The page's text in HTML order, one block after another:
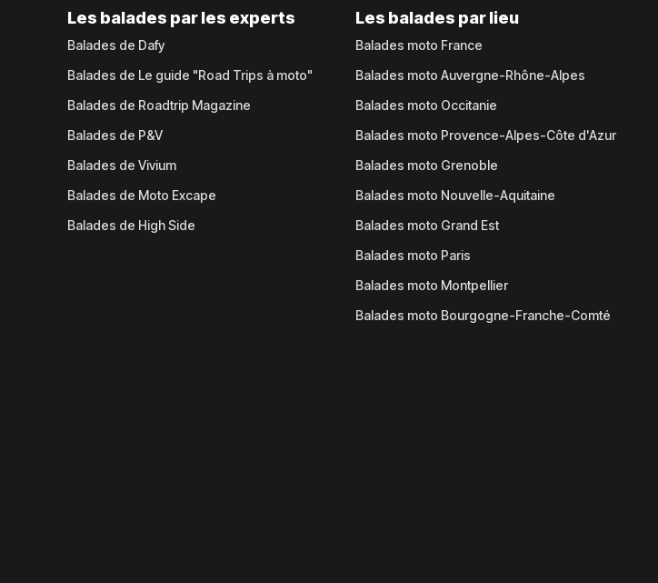
Les balades par les experts
Balades de Dafy
Balades de Le guide "Road Trips à moto"
Balades de Roadtrip Magazine
Balades de P&V
Balades de Vivium
Balades de Moto Excape
Balades de High Side
Les balades par lieu
Balades moto France
Balades moto Auvergne-Rhône-Alpes
Balades moto Occitanie
Balades moto Provence-Alpes-Côte d'Azur
Balades moto Grenoble
Balades moto Nouvelle-Aquitaine
Balades moto Grand Est
Balades moto Paris
Balades moto Montpellier
Balades moto Bourgogne-Franche-Comté